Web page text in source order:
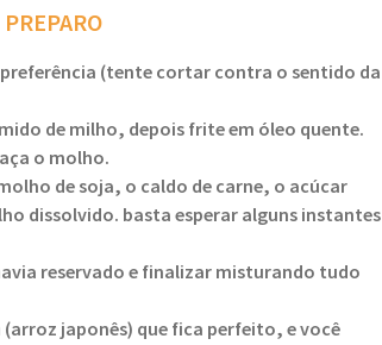
(tente cortar contra o sentido da
de milho, depois frite em óleo quente.
o molho.
de soja, o caldo de carne, o acúcar
dissolvido. basta esperar alguns instantes
reservado e finalizar misturando tudo
japonês) que fica perfeito, e você